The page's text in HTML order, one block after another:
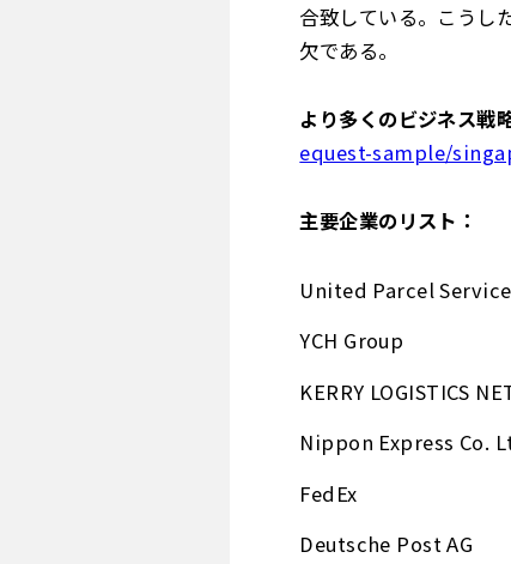
合致している。こうし
欠である。
より多くのビジネス戦
equest-sample/
主要企業のリスト：
United Parcel
YCH Group
KERRY LOGISTICS
Nippon Express Co.
FedEx
Deutsche Post AG